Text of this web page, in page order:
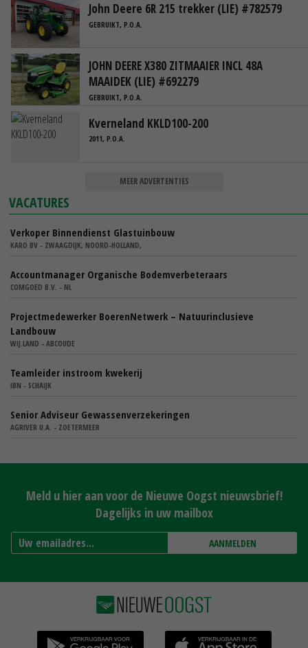
John Deere 6R 215 trekker (LIE) #782579
GEBRUIKT, P.O.A.
JOHN DEERE X380 ZITMAAIER INCL 48A
MAAIDEK (LIE) #692279
GEBRUIKT, P.O.A.
Kverneland KKLD100-200
2011, P.O.A.
MEER ADVERTENTIES
VACATURES
Verkoper Binnendienst Glastuinbouw
KARO BV - ZWAAGDIJK, NOORD-HOLLAND,
Accountmanager Organische Bodemverbeteraars
COMGOED B.V. - NL
Projectmedewerker BoerenNetwerk – Natuurinclusieve
Landbouw
WIJ.LAND - ABCOUDE
Teamleider instroom kwekerij
IBN - SCHAIJK
Senior Adviseur Gewassenverzekeringen
AGRIVER U.A. - ZOETERMEER
Meld u hier aan voor de Nieuwe Oogst nieuwsbrief!
Dagelijks in uw mailbox
AANMELDEN